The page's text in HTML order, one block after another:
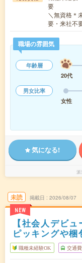
要
＼無資格＊
要・来社不
職場の雰囲気
年齢層
20代
男女比率
女性
気になる!
派
未読
NEW
掲載日 2026/08/07
【社会人デビ
ピッキングや梱
職種未経験OK 交通